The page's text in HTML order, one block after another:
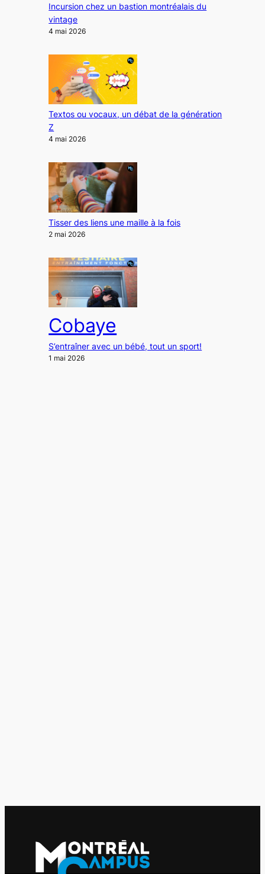
Incursion chez un bastion montréalais du
vintage
4 mai 2026
Textos ou vocaux, un débat de la génération
Z
4 mai 2026
Tisser des liens une maille à la fois
2 mai 2026
Cobaye
S’entraîner avec un bébé, tout un sport!
1 mai 2026